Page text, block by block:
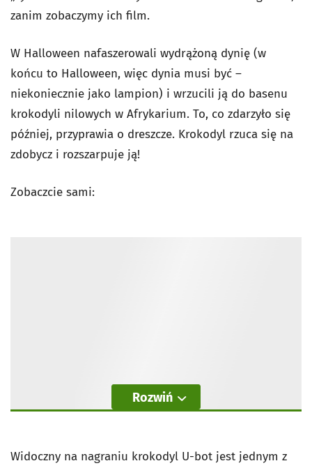
zanim zobaczymy ich film.
W Halloween nafaszerowali wydrążoną dynię (w
końcu to Halloween, więc dynia musi być –
niekoniecznie jako lampion) i wrzucili ją do basenu
krokodyli nilowych w Afrykarium. To, co zdarzyło się
później, przyprawia o dreszcze. Krokodyl rzuca się na
zdobycz i rozszarpuje ją!
Zobaczcie sami:
Rozwiń
Widoczny na nagraniu krokodyl U-bot jest jednym z